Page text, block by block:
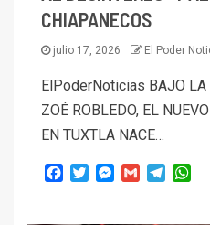
CHIAPANECOS
julio 17, 2026 El Poder
ElPoderNoticias BAJO LA
ZOÉ ROBLEDO, EL
EN TUXTLA NACE…
Facebook
TwitterMessenger
Gmail